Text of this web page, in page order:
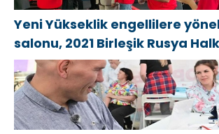
Yeni Yükseklik engellilere
salonu, 2021 Birleşik Rusya
kapsamında Saratov’da açıldı